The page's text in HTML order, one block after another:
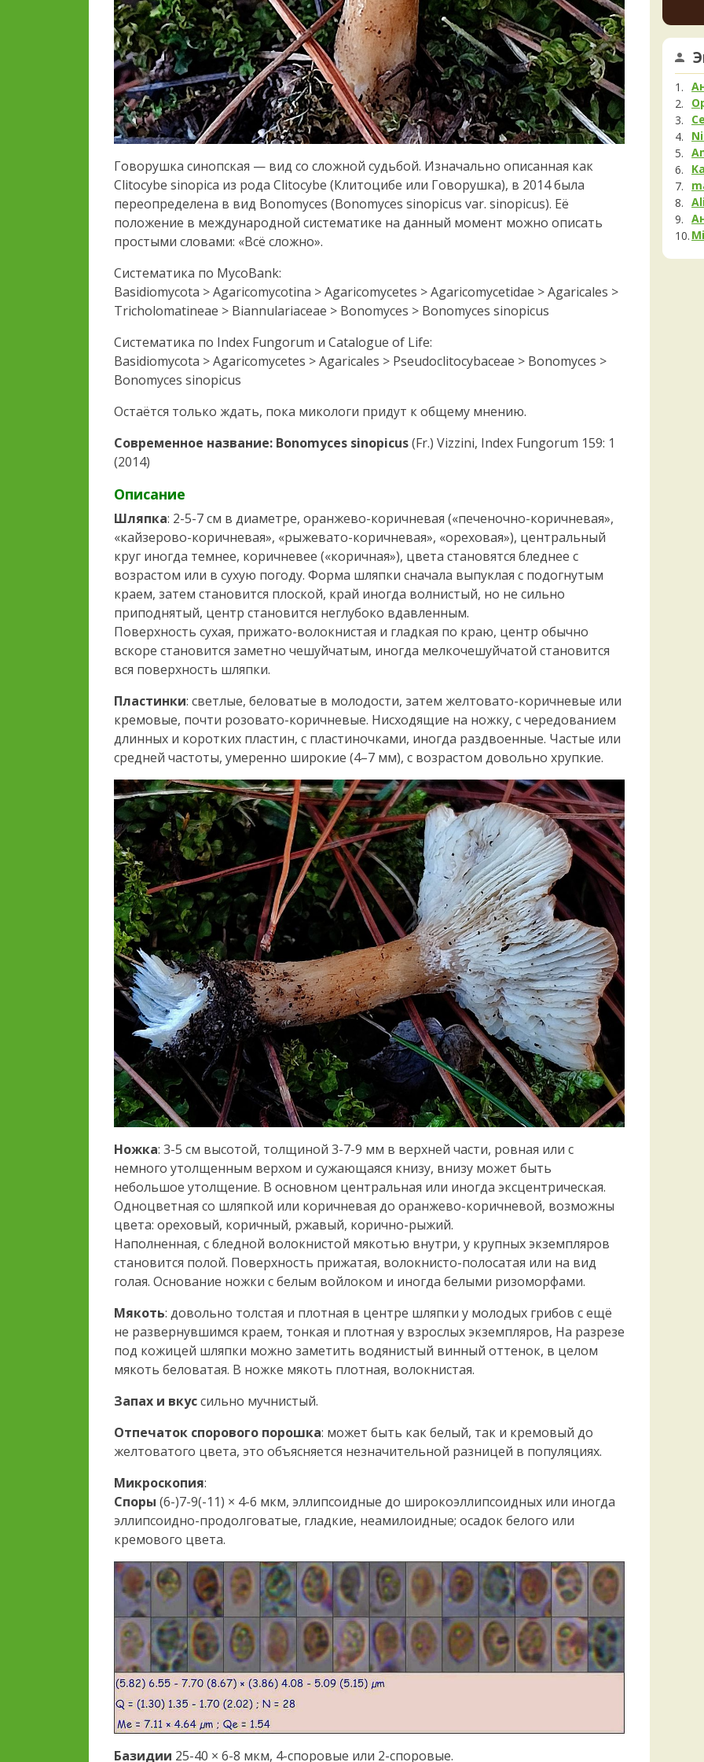
Говорушка синопская — вид со сложной судьбой. Изначально описанная как
Clitocybe sinopica из рода Clitocybe (Клитоцибе или Говорушка), в 2014 была
переопределена в вид Bonomyces (Bonomyces sinopicus var. sinopicus). Её
положение в международной систематике на данный момент можно описать
простыми словами: «Всё сложно».
Систематика по MycoBank:
Basidiomycota > Agaricomycotina > Agaricomycetes > Agaricomycetidae > Agaricales >
Tricholomatineae > Biannulariaceae > Bonomyces > Bonomyces sinopicus
Систематика по Index Fungorum и Catalogue of Life:
Basidiomycota > Agaricomycetes > Agaricales > Pseudoclitocybaceae > Bonomyces >
Bonomyces sinopicus
Остаётся только ждать, пока микологи придут к общему мнению.
Современное название: Bonomyces sinopicus(Fr.) Vizzini, Index Fungorum 159: 1
(2014)
Описание
Шляпка: 2-5-7 см в диаметре, оранжево-коричневая («печеночно-коричневая»,
«кайзерово-коричневая», «рыжевато-коричневая», «ореховая»), центральный
круг иногда темнее, коричневее («коричная»), цвета становятся бледнее с
возрастом или в сухую погоду. Форма шляпки сначала выпуклая с подогнутым
краем, затем становится плоской, край иногда волнистый, но не сильно
приподнятый, центр становится неглубоко вдавленным.
Поверхность сухая, прижато-волокнистая и гладкая по краю, центр обычно
вскоре становится заметно чешуйчатым, иногда мелкочешуйчатой становится
вся поверхность шляпки.
Пластинки: светлые, беловатые в молодости, затем желтовато-коричневые или
кремовые, почти розовато-коричневые. Нисходящие на ножку, с чередованием
длинных и коротких пластин, с пластиночками, иногда раздвоенные. Частые или
средней частоты, умеренно широкие (4–7 мм), с возрастом довольно хрупкие.
Ножка: 3-5 см высотой, толщиной 3-7-9 мм в верхней части, ровная или с
немного утолщенным верхом и сужающаяся книзу, внизу может быть
небольшое утолщение. В основном центральная или иногда эксцентрическая.
Одноцветная со шляпкой или коричневая до оранжево-коричневой, возможны
цвета: ореховый, коричный, ржавый, корично-рыжий.
Наполненная, с бледной волокнистой мякотью внутри, у крупных экземпляров
становится полой. Поверхность прижатая, волокнисто-полосатая или на вид
голая. Основание ножки с белым войлоком и иногда белыми ризоморфами.
Мякоть: довольно толстая и плотная в центре шляпки у молодых грибов с ещё
не развернувшимся краем, тонкая и плотная у взрослых экземпляров, На разрезе
под кожицей шляпки можно заметить водянистый винный оттенок, в целом
мякоть беловатая. В ножке мякоть плотная, волокнистая.
Запах и вкуссильно мучнистый.
Отпечаток спорового порошка: может быть как белый, так и кремовый до
желтоватого цвета, это объясняется незначительной разницей в популяциях.
Микроскопия:
Споры (6-)7-9(-11) × 4-6 мкм, эллипсоидные до широкоэллипсоидных или иногда
эллипсоидно-продолговатые, гладкие, неамилоидные; осадок белого или
кремового цвета.
Базидии 25-40 × 6-8 мкм, 4-споровые или 2-споровые.